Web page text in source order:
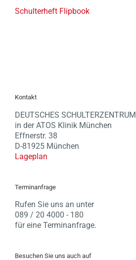
Schulterheft Flipbook
Kontakt
DEUTSCHES SCHULTERZENTRUM
in der ATOS Klinik München
Effnerstr. 38
D-81925 München
Lageplan
Terminanfrage
Rufen Sie uns an unter
089 / 20 4000 - 180
für eine Terminanfrage.
Besuchen Sie uns auch auf